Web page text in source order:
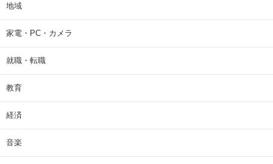
地域
家電・PC・カメラ
就職・転職
教育
経済
音楽